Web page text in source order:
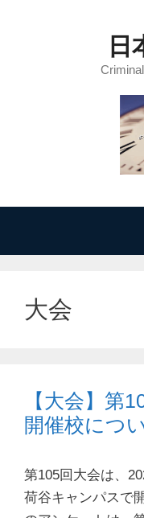
日
大会
【大会】第
開催校につ
第105回大会は、
荷谷キャンパスで